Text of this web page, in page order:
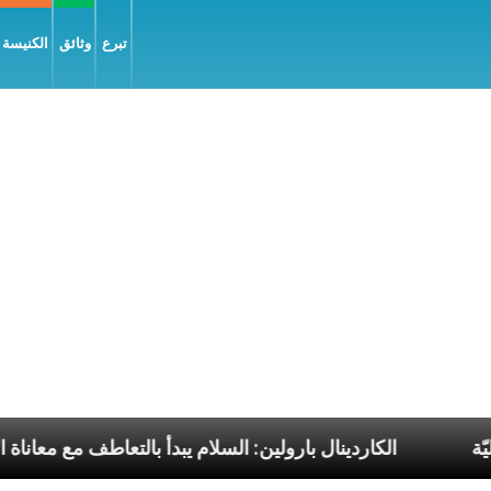
وثائق تبرع
الكاردينال بارولين: السلام يبدأ الرسوليّة